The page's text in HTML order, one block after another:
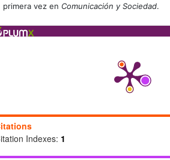
primera vez en Comunicación y Sociedad.
Indexes: 1